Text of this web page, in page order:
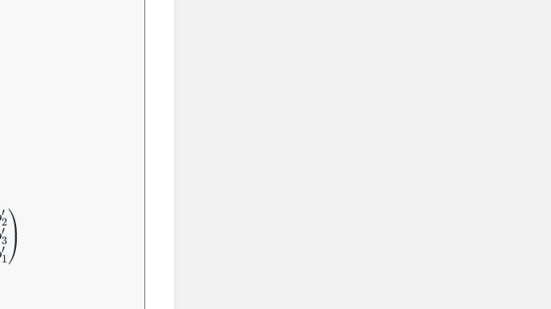
2
′
3
′
1
′ ⎠
⎞